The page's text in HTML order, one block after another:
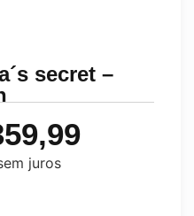
secret –
juros